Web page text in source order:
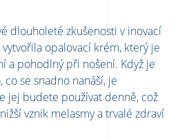
dlouholeté zkušenosti v inovací
opalovací krém, který je
a pohodlný při nošení. Když je
se snadno nanáší, je
jej budete používat denně, což
vznik melasmy a trvalé zdraví